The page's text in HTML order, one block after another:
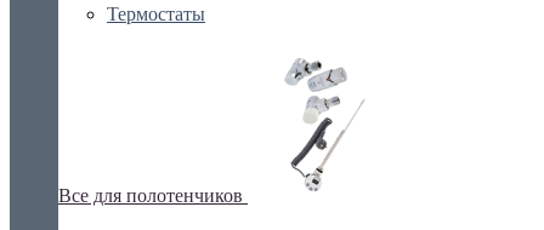
Термостаты
Все для полотенчиков